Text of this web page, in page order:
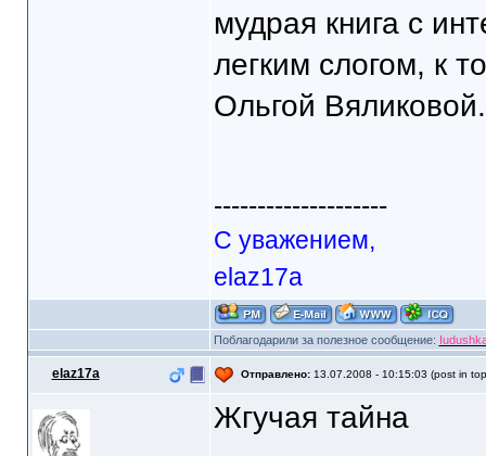
мудрая книга с
легким слогом, к
Ольгой Вяликовой.
--------------------
С уважением,
elaz17a
Поблагодарили за полезное сообщение:
elaz17a Отправлено: 13.07.2008 - 10:15:03 (post in
Жгучая тайна